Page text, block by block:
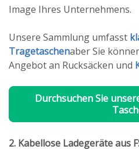
Image Ihres Unternehmens.
Unsere Sammlung umfasst
Tragetaschenaber Sie
Angebot an Rucksäcken und
Durchsuchen Sie
2. Kabellose Ladegeräte aus